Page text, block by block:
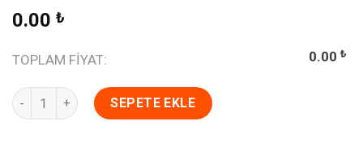
0.00 ₺
TOPLAM FIYAT: 0.00 ₺
Balon Konsept 2 Yaş Rakam Panosu adet
SEPETE EKLE